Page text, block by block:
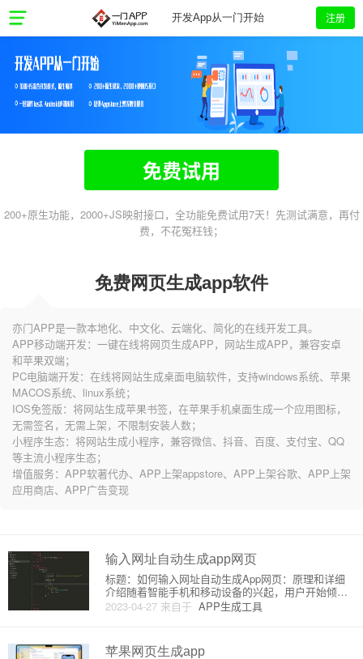
开发App从一门开始 注册
免费试用
200+原生功能，2000+JS映射接口，全功能免费试用7天！先测试满意，再付
费，不花冤枉钱；
免费网页生成app软件
亦门APP是一款本地化、中文化、云端化、简化的在线开发工具。
APP移动端开发：一键在线将网页生成APP，网站生成APP，兼容安卓
和苹果双端；
PC电脑端开发：在线将网站生成桌面电脑软件，支持windows系统、苹果
MACOS系统、linux系统；
IOS免签版：将网站生成苹果书签，在苹果手机桌面生成一个应用图标，
无需签名，无需上架，不限制安装人数；
小程序生态：将网站生成小程序，兼容微信、抖音、百度、支付宝、QQ
等主流小程序生态；
增值服务：APP软著代办、APP上架appstore、APP上架谷歌、APP上架
应用商店、APP广告变现
输入网址自动生成app网页
2023-04-27 来自于 APP生成工具
标题：如何输入网址自动生成App网页：原理和详细
介绍随着智能手机和移动设备的兴起，用户开始倾向
于使用网页应用（Web Apps）进行日常操作。网页应
用相较于传统应用具有更多优势，如跨平台、易于更
希望快速将现有的
苹果网页生成app